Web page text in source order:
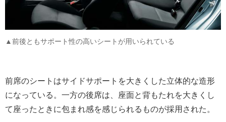
▲前後ともサポート性の高いシートが用いられている
前席のシートはサイドサポートを大きくした立体的な造形
になっている。一方の後席は、座面と背もたれを大きくし
て座ったときに包まれ感を感じられるものが採用された。